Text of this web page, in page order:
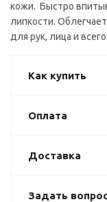
кожи. Быстро
липкости.
для рук, лица и
Как купить
Оплата
Доставка
Задать